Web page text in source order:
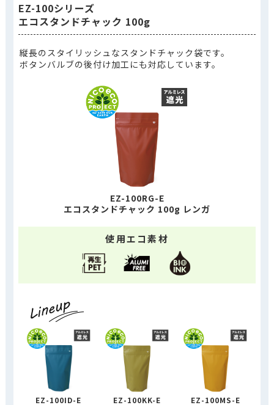
EZ-100シリーズ
エコスタンドチャック 100g
縦長のスタイリッシュなスタンドチャック袋です。
ボタンバルブの後付け加工にも対応しています。
EZ-100RG-E
エコスタンドチャック 100g レンガ
使用エコ素材
EZ-100ID-E
EZ-100KK-E
EZ-100MS-E